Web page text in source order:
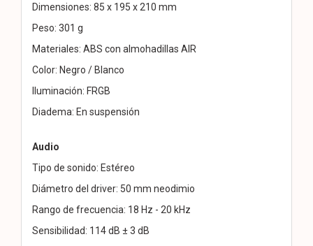
Dimensiones: 85 x 195 x 210 mm
Peso: 301 g
Materiales: ABS con almohadillas AIR
Color: Negro / Blanco
Iluminación: FRGB
Diadema: En suspensión
Audio
Tipo de sonido: Estéreo
Diámetro del driver: 50 mm neodimio
Rango de frecuencia: 18 Hz - 20 kHz
Sensibilidad: 114 dB ± 3 dB